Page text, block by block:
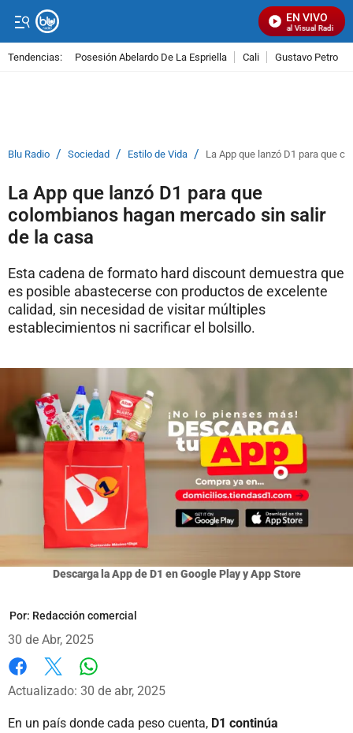
EN VIVO
Señal Visual Radio
Tendencias: Posesión Abelardo De La Espriella Cali Gustavo Petro
Blu Radio / Sociedad / Estilo de Vida / La App que lanzó D1 para que
La App que lanzó D1 para que
colombianos hagan mercado sin salir
de la casa
Esta cadena de formato hard discount demuestra que
es posible abastecerse con productos de excelente
calidad, sin necesidad de visitar múltiples
establecimientos ni sacrificar el bolsillo.
Descarga la App de D1 en Google Play y App Store
Por: Redacción comercial
30 de Abr, 2025
Facebook
X
Actualizado: 30 de abr, 2025
En un país donde cada peso cuenta, D1 continúa